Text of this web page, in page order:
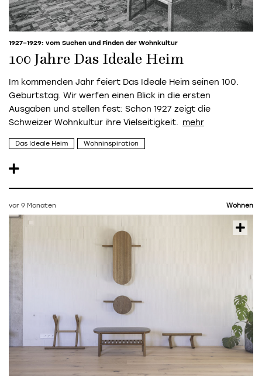
1927–1929: vom Suchen und Finden der Wohnkultur
100 Jahre Das Ideale Heim
Im kommenden Jahr feiert Das Ideale Heim seinen 100.
Geburtstag. Wir werfen einen Blick in die ersten
Ausgaben und stellen fest: Schon 1927 zeigt die
Schweizer Wohnkultur ihre Vielseitigkeit.
Das Ideale Heim Wohninspiration
vor 9 Monaten Wohnen